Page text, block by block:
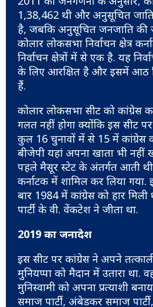
1,38,462 थी और अनुसूचित
है, जबकि अनुसूचित जनजाति की
कोलार लोकसभा निर्वाचन क्षेत्र
निर्वाचन क्षेत्रों में से एक है. यह
के लिए आरक्षित है और इसमें आठ
हैं.
कोलार लोकसभा सीट को कांग्रेस
गलत नहीं होगा क्योंकि इस सीट
कुल 16 चुनावों में से 15 में कांग्रेस
बीजेपी यहां अपना खाता भी नहीं
पहले मैसूर स्टेट के अंतर्गत आती
कर्नाटक में शामिल कर लिया गया.
बार 1984 में कांग्रेस को हार
पार्टी के वी. वेंकटेश ने जीता था.
2019 का जनादेश
इस सीट पर कांग्रेस ने अपने
मुनियप्पा को मैदान में उतारा था.
मुनिस्वामी को अपना प्रत्याशी
समाज पार्टी, अंबेडकर समाज